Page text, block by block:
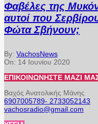
Φαβέλες της
αυτοί που
Φώτα Σβήνουν;
By: VachosNews
On: 14 Ιουνίου 2020
ΕΠΙΚΟΙΝΩΝΉΣΤΕ ΜΑΖΊ
Βαχός Ανατολικής Μάνης
6907005789- 2733052143
vachosradio@gmail.com